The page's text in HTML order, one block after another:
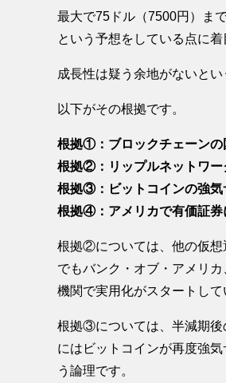
最大で75ドル（7500円）ま
という予想をしている点に着
成長性は疑う余地がないと
以下がその根拠です。
根拠①：ブロックチェーンの
根拠②：リップルネットワー
根拠③：ビットコインの強気
根拠④：アメリカで有価証券
根拠②については、他の仮想
でもバンク・オブ・アメリ
機関で実用化がスタートして
根拠③については、半減期後
にはビットコインが再度強
う論理です。